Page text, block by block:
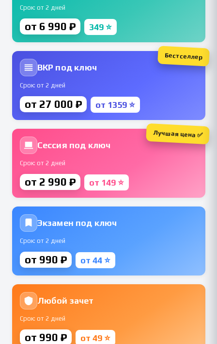
Срок: от 2 дней
от 6 990 ₽ 349 ⭐
ВКР под ключ
Срок: от 2 дней
от 27 000 ₽ от 1359 ⭐
Бестселлер
Сессия под ключ
Срок: от 2 дней
от 2 990 ₽ от 149 ⭐
Лучшая цена ✅
Экзамен под ключ
Срок: от 2 дней
от 990 ₽ от 44 ⭐
Любой зачет
Срок: от 2 дней
от 990 ₽ от 49 ⭐